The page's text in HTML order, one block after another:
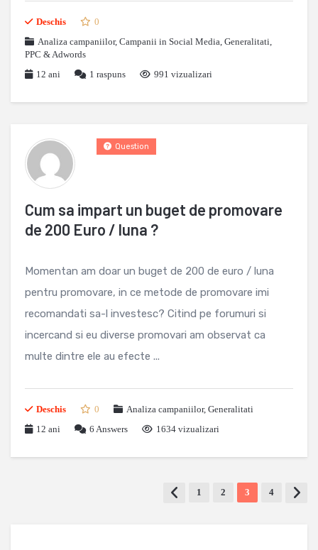
Deschis
0
Analiza campaniilor, Campanii in Social Media, Generalitati,
PPC & Adwords
12 ani
1 raspuns 991 vizualizari
Cum sa impart un buget de promovare
de 200 Euro / luna ?
Question
Momentan am doar un buget de 200 de euro / luna
pentru promovare, in ce metode de promovare imi
recomandati sa-l investesc? Citind pe forumuri si
incercand si eu diverse promovari am observat ca
multe dintre ele au efecte ...
Deschis 0 Analiza campaniilor, Generalitati
12 ani
6 Answers 1634 vizualizari
1 2 3 4